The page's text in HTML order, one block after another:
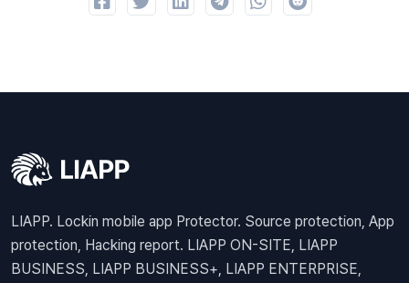
LIAPP. Lockin mobile app Protector. Source protection, App
protection, Hacking report. LIAPP ON-SITE, LIAPP
BUSINESS, LIAPP BUSINESS+, LIAPP ENTERPRISE,